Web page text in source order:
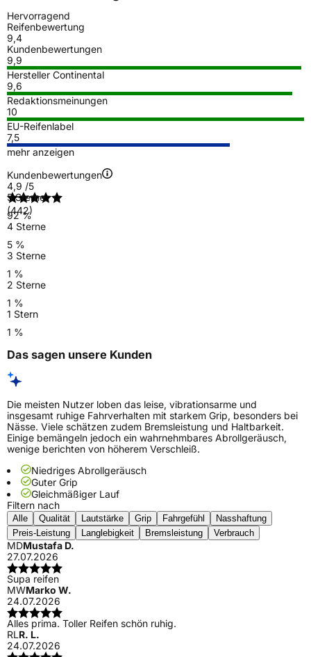
Hervorragend
Reifenbewertung
9,4
Kundenbewertungen
9,9
Hersteller Continental
9,6
Redaktionsmeinungen
10
EU-Reifenlabel
7,5
mehr anzeigen
Kundenbewertungen
4,9 /5
(442)
5 Sterne
92 %
4 Sterne
5 %
3 Sterne
1 %
2 Sterne
1 %
1 Stern
1 %
Das sagen unsere Kunden
Die meisten Nutzer loben das leise, vibrationsarme und
insgesamt ruhige Fahrverhalten mit starkem Grip, besonders bei
Nässe. Viele schätzen zudem Bremsleistung und Haltbarkeit.
Einige bemängeln jedoch ein wahrnehmbares Abrollgeräusch,
wenige berichten von höherem Verschleiß.
Niedriges Abrollgeräusch
Guter Grip
Gleichmäßiger Lauf
Filtern nach
Alle Qualität Lautstärke Grip Fahrgefühl
Nasshaftung
Preis-Leistung
Langlebigkeit Bremsleistung Verbrauch
MDMustafa D.
27.07.2026
Supa reifen
MWMarko W.
24.07.2026
Alles prima. Toller Reifen schön ruhig.
RLR. L.
24.07.2026